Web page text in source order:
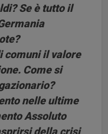
Se è tutto il
comuni il valore
Come si
nelle ultime
Assoluto
della crisi